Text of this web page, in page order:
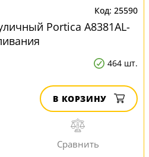
25590
Portica A8381AL-
464 шт.
В КОРЗИНУ